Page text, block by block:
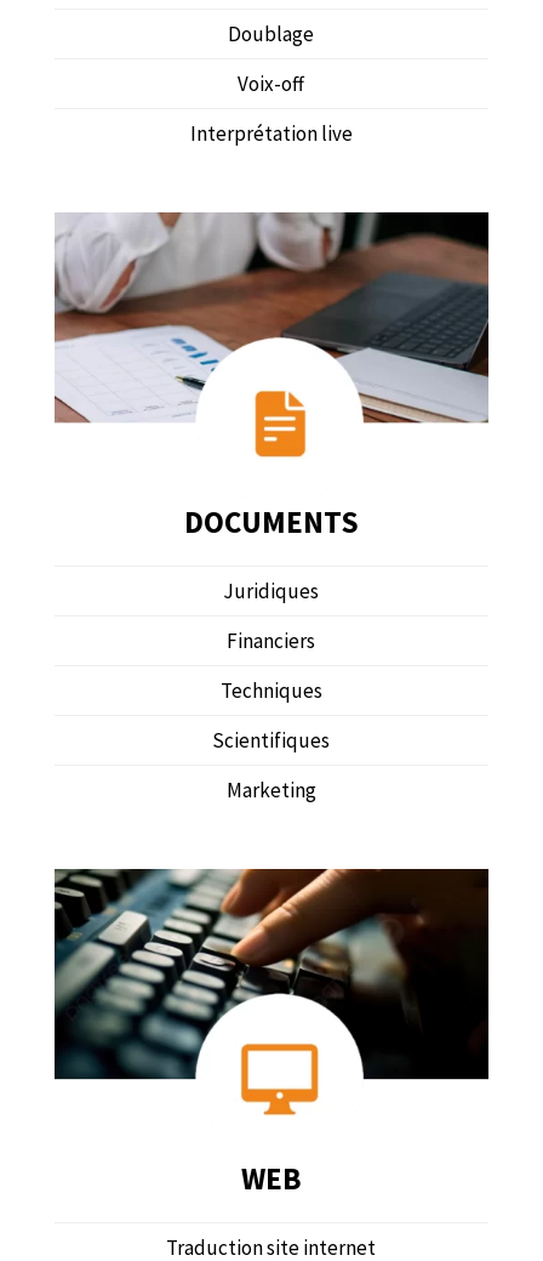
Doublage
Voix-off
Interprétation live
DOCUMENTS
Juridiques
Financiers
Techniques
Scientifiques
Marketing
WEB
Traduction site internet